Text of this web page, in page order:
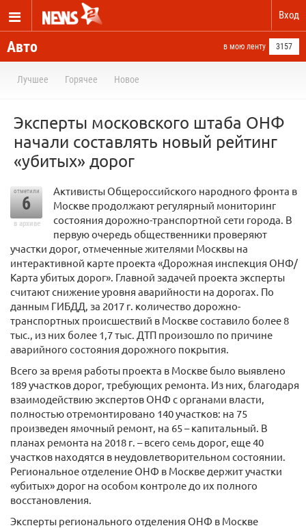
Вход
Авто в мою ленту 3157
Лучшее Горячее Новое
Эксперты московского штаба ОНФ
начали составлять новый рейтинг
«убитых» дорог
отметили
6
в архиве
Активисты Общероссийского народного фронта в
Москве продолжают регулярный мониторинг
состояния дорожно-транспортной сети города. В
первую очередь общественники проверяют
участки дорог, отмеченные жителями Москвы на
интерактивной карте проекта «Дорожная инспекция ОНФ/
Карта убитых дорог». Главной задачей проекта эксперты
считают снижение уровня аварийности на дорогах. По
данным ГИБДД, за 2017 г. количество дорожно-
транспортных происшествий в Москве составило более 8
тыс., из них более 1,7 тыс. ДТП произошло по причине
аварийного состояния дорожного покрытия.
Всего за время работы проекта в Москве было выявлено
189 участков дорог, требующих ремонта. Из них, благодаря
взаимодействию экспертов ОНФ с органами власти,
полностью отремонтировано 140 участков: на 75
произведен ямочный ремонт, на 65 – капитальный. В
планах ремонта на 2018 г. – всего семь дорог, еще 40
участков находятся в неудовлетворительном состоянии.
Региональное отделение ОНФ в Москве держит участки
«убитых» дорог на особом контроле до их полного
восстановления.
Эксперты регионального отделения ОНФ в Москве